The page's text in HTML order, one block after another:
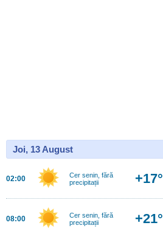
Joi, 13 August
02:00
Cer senin, fără
precipitații
+17°
08:00
Cer senin, fără
precipitații
+21°